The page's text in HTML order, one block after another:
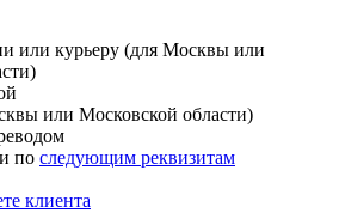
или курьеру (для Москвы или
или Московской области)
по следующим реквизитам
клиента